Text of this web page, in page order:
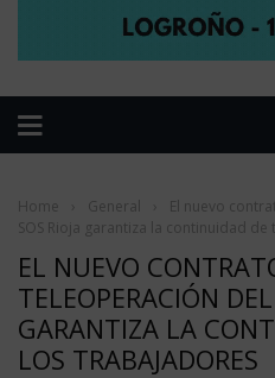
Home General
El nuevo
SOS Rioja garantiza la continuidad
EL NUEVO
TELEOPERACIÓN
GARANTIZA LA
LOS TRABAJADORES